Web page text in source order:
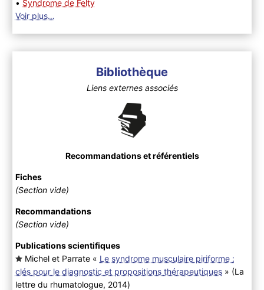
• Syndrome de Felty
Voir plus…
Bibliothèque
Liens externes associés
Recommandations et référentiels
Fiches
(Section vide)
Recommandations
(Section vide)
Publications scientifiques
Michel et Parrate « Le syndrome musculaire piriforme :
clés pour le diagnostic et propositions thérapeutiques» (La
lettre du rhumatologue, 2014)